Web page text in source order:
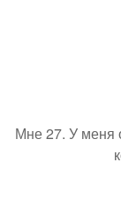
Мне 27. У меня